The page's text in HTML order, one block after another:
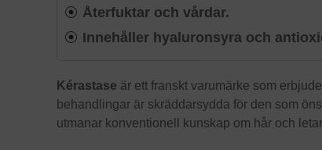
Återfuktar och vårdar.
Innehåller hyaluronsyra och
Kérastase är ett franskt varumärke som
behandlingar är skräddarsydda för den som
utmanar konventionell kunskap om hår och